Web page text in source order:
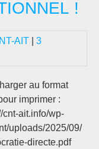
!
AIT
3
au format
imprimer :
cnt-ait.info/wp-
uploads/2025/09/
directe.pdf